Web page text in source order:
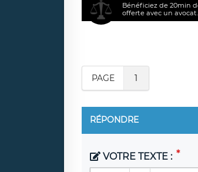
Bénéficiez de 20min
offerte avec un avocat.
PAGE 1
RÉPONDRE
VOTRE TEXTE :